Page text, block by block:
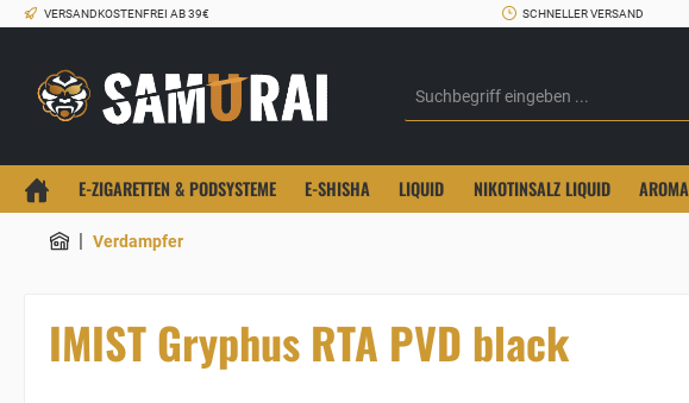
VERSANDKOSTENFREI AB 39€ SCHNELLER VERSAND
E-ZIGARETTEN & PODSYSTEME E-SHISHA LIQUID NIKOTINSALZ LIQUID AROMA
| Verdampfer
IMIST Gryphus RTA PVD black